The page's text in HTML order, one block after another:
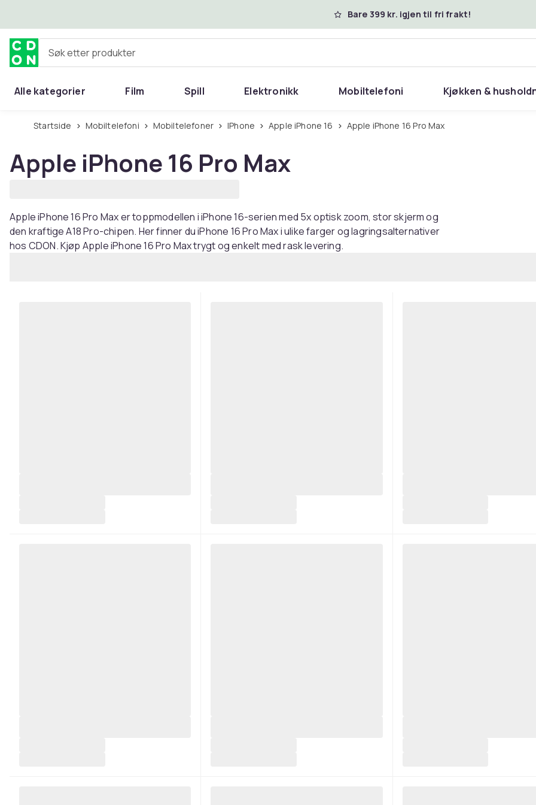
Bare 399 kr. igjen til fri frakt!
Søk etter produkter
Alle kategorier Film Spill Elektronikk Mobiltelefoni Kjøkken &
Startside Mobiltelefoni Mobiltelefoner iPhone Apple iPhone 16 Apple iPhone 16 Pro Max
Apple iPhone 16 Pro Max
Apple iPhone 16 Pro Max er toppmodellen i iPhone 16-serien med 5x optisk zoom, stor skjerm og
den kraftige A18 Pro-chipen. Her finner du iPhone 16 Pro Max i ulike farger og lagringsalternativer
hos CDON. Kjøp Apple iPhone 16 Pro Max trygt og enkelt med rask levering.